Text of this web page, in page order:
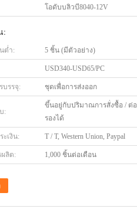
โอดับบลิวบี8040-12V
:
ต่ำ: 5 ชิ้น (มีตัวอย่าง)
USD340-USD65/PC
บรรจุ: ชุดเพื่อการส่งออก
:
ขึ้นอยู่กับปริมาณการสั่งซื้อ / ต่อ
รองได้
ะเงิน: T / T, Western Union, Paypal
ลิต: 1,000 ชิ้นต่อเดือน